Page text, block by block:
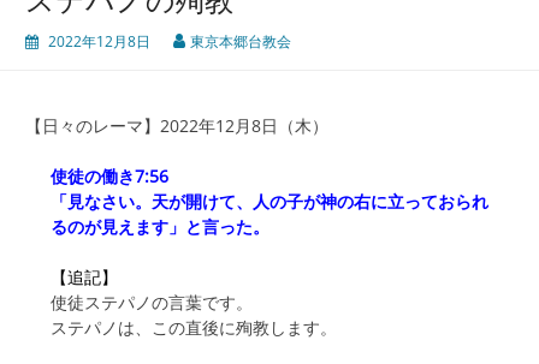
2022年12月8日 東京本郷台教会
【日々のレーマ】2022年12月8日（木）
使徒の働き7:56
「見なさい。天が開けて、人の子が神の右に立っておられ
るのが見えます」と言った。
【追記】
使徒ステパノの言葉です。
ステパノは、この直後に殉教します。